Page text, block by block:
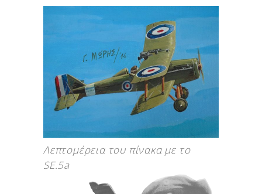
Λεπτομέρεια του πίνακα με το
SE.5a